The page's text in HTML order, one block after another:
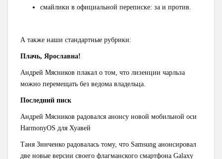
смайлики в официальной переписке: за и против.
А также наши стандартные рубрики:
Плачь, Ярославна!
Андрей Мясников плакал о том, что лизенции чарльза
можно перемещать без ведома владельца.
Последний писк
Андрей Мясников радовался анонсу новой мобильной оси
HarmonyOS для Хуавей
Таня Зинченко радовалась тому, что Samsung анонсировал
две новые версии своего флагманского смартфона Galaxy